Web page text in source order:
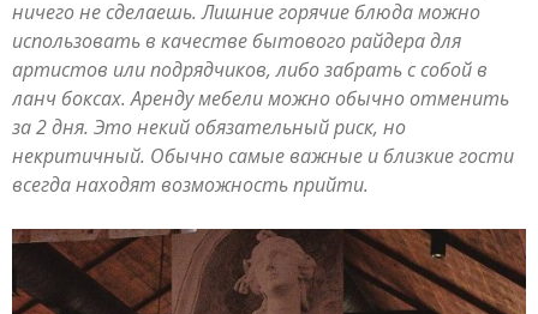
ничего не сделаешь. Лишние горячие блюда можно
использовать в качестве бытового райдера для
артистов или подрядчиков, либо забрать с собой в
ланч боксах. Аренду мебели можно обычно отменить
за 2 дня. Это некий обязательный риск, но
некритичный. Обычно самые важные и близкие гости
всегда находят возможность прийти.